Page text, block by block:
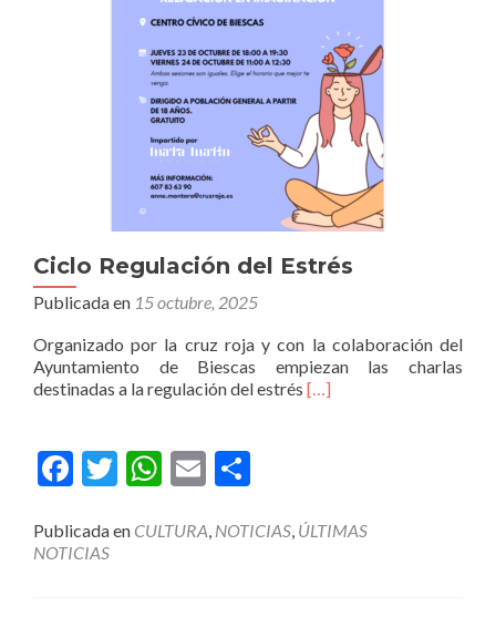
Ciclo Regulación del Estrés
Publicada en 15 octubre, 2025
Organizado por la cruz roja y con la colaboración del
Ayuntamiento de Biescas empiezan las charlas
destinadas a la regulación del estrés […]
Facebook
Twitter WhatsApp
Email
Publicada en CULTURA, NOTICIAS, ÚLTIMAS
NOTICIAS